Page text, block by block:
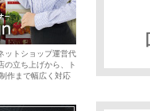
ットショップ運営代
の立ち上げから、ト
作まで幅広く対応